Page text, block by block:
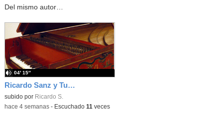
Del mismo autor…
Ricardo Sanz y Tur: Tocatina concertante al aire español
subido por Ricardo S.
04′ 15″
-hace 4 semanas- Escuchado 11 veces